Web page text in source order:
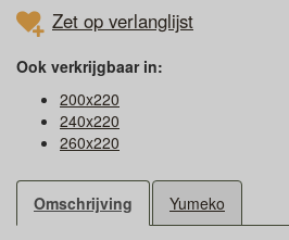
Zet op verlanglijst
Ook verkrijgbaar in:
200x220
240x220
260x220
Omschrijving Yumeko